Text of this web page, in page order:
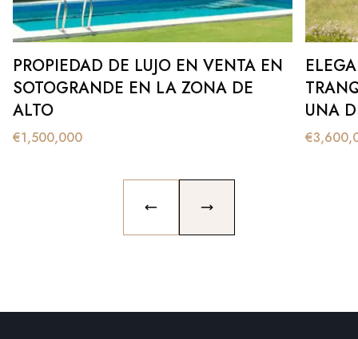
PROPIEDAD DE LUJO EN VENTA EN
SOTOGRANDE EN LA ZONA DE
ALTO
€1,500,000
UNA
€
PREVIOUS SLIDENEXT SLIDE